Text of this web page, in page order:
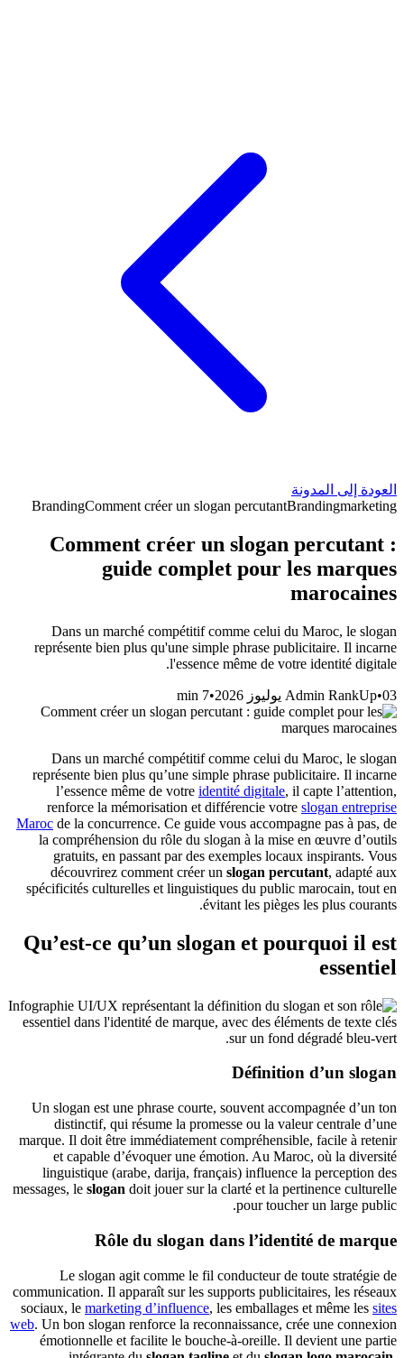
العودة إلى المدونة
BrandingComment créer un slogan percutantBrandingmarketing
Comment créer un slogan percutant :
guide complet pour les marques
marocaines
Dans un marché compétitif comme celui du Maroc, le slogan
représente bien plus qu'une simple phrase publicitaire. Il incarne
l'essence même de votre identité digitale.
Admin RankUp•03 يوليوز 2026 •
7
Dans un marché compétitif comme celui du Maroc, le slogan
représente bien plus qu’une simple phrase publicitaire. Il incarne
l’essence même de votre identité digitale, il capte l’attention,
renforce la mémorisation et différencie votre slogan entreprise
Maroc de la concurrence. Ce guide vous accompagne pas à pas, de
la compréhension du rôle du slogan à la mise en œuvre d’outils
gratuits, en passant par des exemples locaux inspirants. Vous
découvrirez comment créer un slogan percutant, adapté aux
spécificités culturelles et linguistiques du public marocain, tout en
évitant les pièges les plus courants.
Qu’est-ce qu’un slogan et pourquoi il est
essentiel
Définition d’un slogan
Un slogan est une phrase courte, souvent accompagnée d’un ton
distinctif, qui résume la promesse ou la valeur centrale d’une
marque. Il doit être immédiatement compréhensible, facile à retenir
et capable d’évoquer une émotion. Au Maroc, où la diversité
linguistique (arabe, darija, français) influence la perception des
messages, le slogan doit jouer sur la clarté et la pertinence culturelle
pour toucher un large public.
Rôle du slogan dans l’identité de marque
Le slogan agit comme le fil conducteur de toute stratégie de
communication. Il apparaît sur les supports publicitaires, les réseaux
sociaux, le marketing d’influence, les emballages et même les sites
web. Un bon slogan renforce la reconnaissance, crée une connexion
émotionnelle et facilite le bouche‑à‑oreille. Il devient une partie